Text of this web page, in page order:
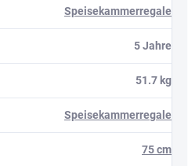
Speisekammerregale
5 Jahre
51.7 kg
Speisekammerregale
75 cm